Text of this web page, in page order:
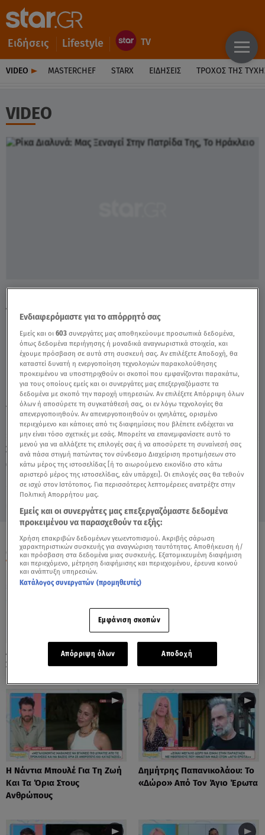
Ειδήσεις Lifestyle
VIDEO MASTERCHEF STARX ΕΙΔΉΣΕΙΣ ΤΡΟΧΌΣ ΤΗΣ
VIDEO
Σάββατο 8 Αυγούστου 2026
04.07.24, 15:50
CELEBRITIES & GOSSIP ΝΕΑ
Πηγή: Αλήθειες με τη Ζήνα
Της, Το Ηράκλειο - Video
TAGS: ΡΙΚΑ ΔΙΑΛΥΝΑ ΑΛΗΘΕΙΕΣ ΜΕ ΤΗ ΖΗΝΑ
ΟΛΑ ΤΑ ΒΙΝΤΕΟ
Λόλα Νταϊφά: Η Πιο Δύσκολη
Στιγμή Στην Καριέρα Της
Νόνη Δούνια: «Συνεχίζω Στο
Mega News»
Η Νάντια Μπουλέ Για Τη Ζωή
Και Τα Όρια Στους
Ανθρώπους
Δημήτρης Παπανικολάου: Το
«Δώρο» Από Τον Άγιο Έρωτα
Ενδιαφερόμαστε για το απόρρητό σας
Εμείς και οι603 συνεργάτες μας αποθηκεύουμε προσωπικά δεδομένα,
όπως δεδομένα περιήγησης ή μοναδικά αναγνωριστικά στοιχεία, και
έχουμε πρόσβαση σε αυτά στη συσκευή σας. Αν επιλέξετε Αποδοχή, θα
καταστεί δυνατή η ενεργοποίηση τεχνολογιών παρακολούθησης
προκειμένου να υποστηριχθούν οι σκοποί που εμφανίζονται παρακάτω,
για τους οποίους εμείς και οι συνεργάτες μας επεξεργαζόμαστε τα
δεδομένα με σκοπό την παροχή υπηρεσιών. Αν επιλέξετε Απόρριψη όλων
όλων ή αποσύρετε τη συγκατάθεσή σας, οι εν λόγω τεχνολογίες θα
απενεργοποιηθούν. Αν απενεργοποιηθούν οι ιχνηλάτες, ορισμένο
περιεχόμενο και κάποιες από τις διαφημίσεις που βλέπετε ενδέχεται να
μην είναι τόσο σχετικές με εσάς. Μπορείτε να επανεμφανίσετε αυτό το
μενού για να αλλάξετε τις επιλογές σας ή να αποσύρετε τη συναίνεσή σας
ανά πάσα στιγμή πατώντας τον σύνδεσμο Διαχείριση προτιμήσεων στο
κάτω μέρος της ιστοσελίδας [ή το αιωρούμενο εικονίδιο στο κάτω
αριστερό μέρος της ιστοσελίδας, εάν υπάρχει]. Οι επιλογές σας θα τεθούν
σε ισχύ στον Ιστότοπος. Για περισσότερες λεπτομέρειες ανατρέξτε στην
Πολιτική Απορρήτου μας.
Εμείς και οι συνεργάτες μας επεξεργαζόμαστε δεδομένα
προκειμένου να παρασχεθούν τα εξής:
Χρήση επακριβών δεδομένων γεωεντοπισμού. Ακριβής σάρωση
χαρακτηριστικών συσκευής για αναγνώριση ταυτότητας. Αποθήκευση ή/
και πρόσβαση στα δεδομένα μιας συσκευής. Εξατομικευμένη διαφήμιση
και περιεχόμενο, μέτρηση διαφήμισης και περιεχομένου, έρευνα κοινού
και ανάπτυξη υπηρεσιών.
Κατάλογος συνεργατών (προμηθευτές)
Εμφάνιση σκοπών
Απόρριψη όλων Αποδοχή